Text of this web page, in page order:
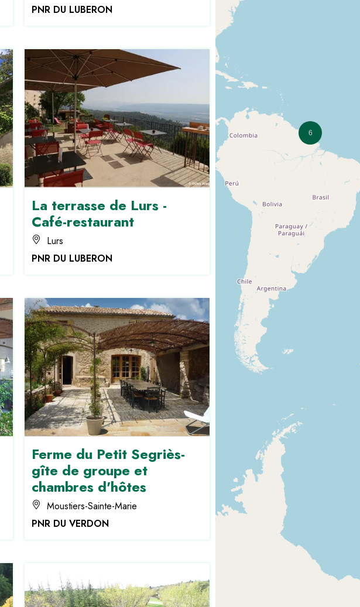
PNR DU LUBERON
La terrasse de Lurs -
Café-restaurant
Lurs
PNR DU LUBERON
Ferme du Petit Segriès-
gîte de groupe et
chambres d'hôtes
Moustiers-Sainte-Marie
PNR DU VERDON
6